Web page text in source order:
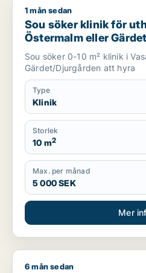
Sou söker klinik för uthyrning
1 mån sedan
Sou söker klinik för
Östermalm eller
Sou söker 0-10 m² klinik i
Gärdet/Djurgården att hyra
Type
Klinik
Storlek
10 m2
Max. per månad
5 000 SEK
Mer
Zamira söker butik eller klinik
6 mån sedan